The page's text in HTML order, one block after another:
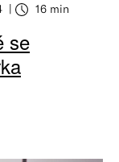
16 min
se